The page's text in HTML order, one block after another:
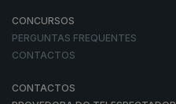
CONCURSOS
PERGUNTAS FREQUENTES
CONTACTOS
CONTACTOS